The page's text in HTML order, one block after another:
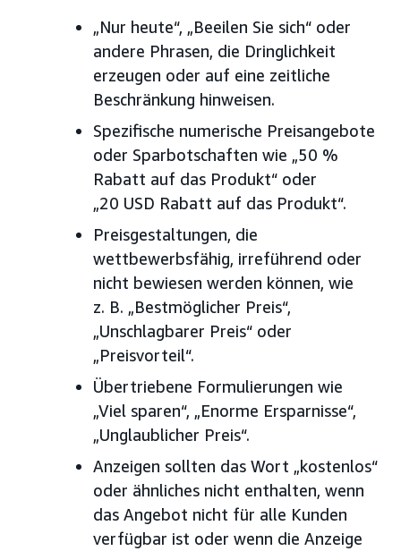
„Nur heute“, „Beeilen Sie sich“ oder
andere Phrasen, die Dringlichkeit
erzeugen oder auf eine zeitliche
Beschränkung hinweisen.
Spezifische numerische Preisangebote
oder Sparbotschaften wie „50 %
Rabatt auf das Produkt“ oder
„20 USD Rabatt auf das Produkt“.
Preisgestaltungen, die
wettbewerbsfähig, irreführend oder
nicht bewiesen werden können, wie
z. B. „Bestmöglicher Preis“,
„Unschlagbarer Preis“ oder
„Preisvorteil“.
Übertriebene Formulierungen wie
„Viel sparen“, „Enorme Ersparnisse“,
„Unglaublicher Preis“.
Anzeigen sollten das Wort „kostenlos“
oder ähnliches nicht enthalten, wenn
das Angebot nicht für alle Kunden
verfügbar ist oder wenn die Anzeige